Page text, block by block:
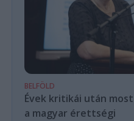
BELFÖLD
Évek kritikái után
a magyar érettségi